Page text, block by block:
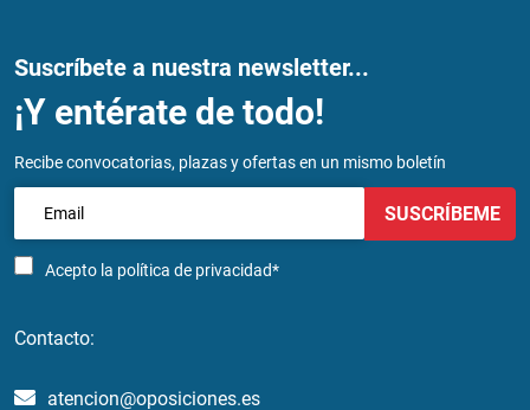
Suscríbete a nuestra newsletter...
¡Y entérate de todo!
Recibe convocatorias, plazas y ofertas en un mismo boletín
Acepto la política de privacidad*
SUSCRÍBEME
Contacto:
atencion@oposiciones.es